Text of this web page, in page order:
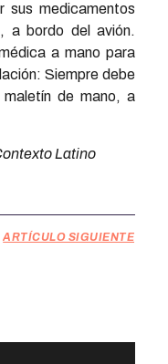
sus medicamentos
a bordo del avión.
a mano para
Siempre debe
maletín de mano, a
Latino
ARTÍCULO SIGUIENTE